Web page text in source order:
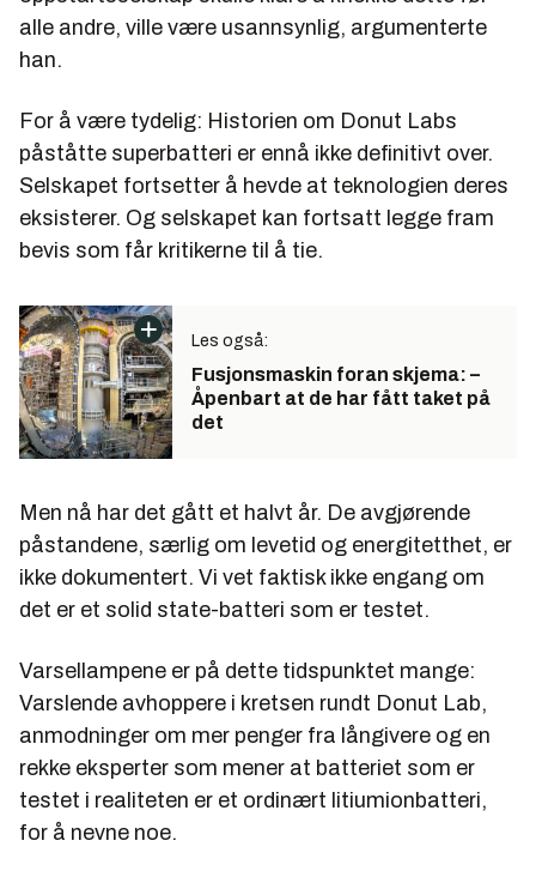
alle andre, ville være usannsynlig, argumenterte
han.
For å være tydelig: Historien om Donut Labs
påståtte superbatteri er ennå ikke definitivt over.
Selskapet fortsetter å hevde at teknologien deres
eksisterer. Og selskapet kan fortsatt legge fram
bevis som får kritikerne til å tie.
Les også:
Fusjonsmaskin foran skjema: –
Åpenbart at de har fått taket på
det
Men nå har det gått et halvt år. De avgjørende
påstandene, særlig om levetid og energitetthet, er
ikke dokumentert. Vi vet faktisk ikke engang om
det er et solid state-batteri som er testet.
Varsellampene er på dette tidspunktet mange:
Varslende avhoppere i kretsen rundt Donut Lab,
anmodninger om mer penger fra långivere og en
rekke eksperter som mener at batteriet som er
testet i realiteten er et ordinært litiumionbatteri,
for å nevne noe.